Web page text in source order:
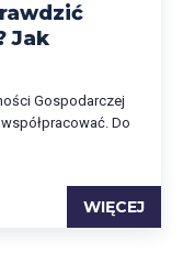
Jak
Gospodarczej
Do
WIĘCEJ